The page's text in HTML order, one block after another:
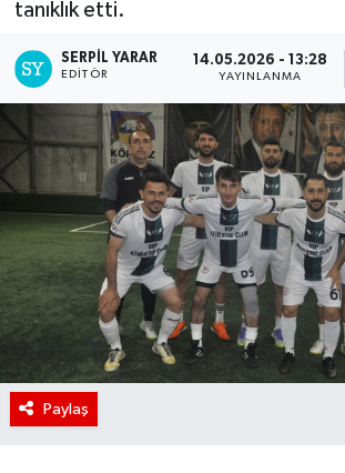
tanıklık etti.
SERPİL YARAR
EDITÖR
14.05.2026 - 13:28
YAYINLANMA
Paylaş